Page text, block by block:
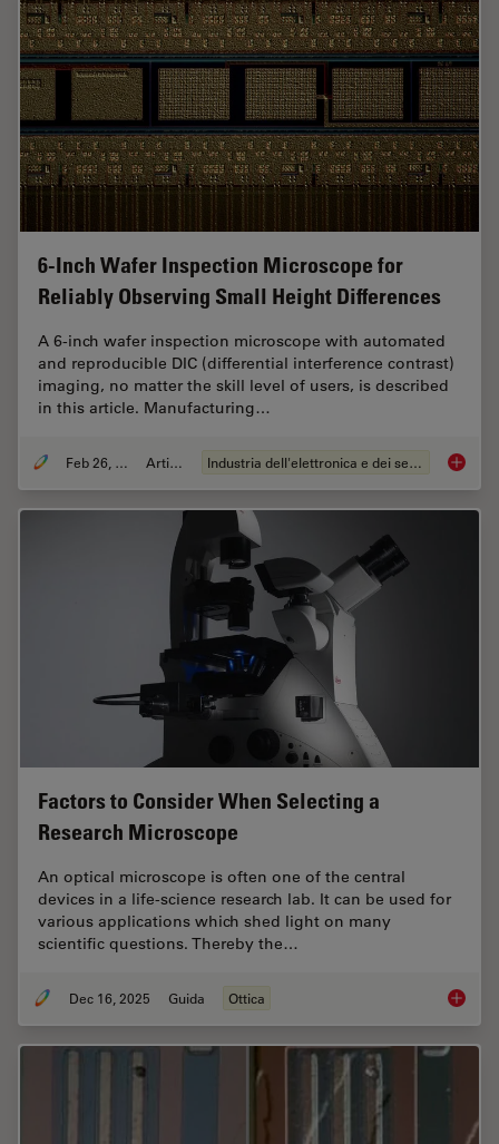
6-Inch Wafer Inspection Microscope for
Reliably Observing Small Height Differences
A 6-inch wafer inspection microscope with automated
and reproducible DIC (differential interference contrast)
imaging, no matter the skill level of users, is described
in this article. Manufacturing…
Feb 26, 2026 Articolo Industria dell'elettronica e dei semiconduttori 6-Inch
Factors to Consider When Selecting a
Research Microscope
An optical microscope is often one of the central
devices in a life-science research lab. It can be used for
various applications which shed light on many
scientific questions. Thereby the…
Dec 16, 2025 Guida Ottica Factors